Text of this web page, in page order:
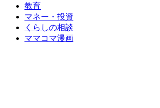
教育
マネー・投資
くらしの相談
ママコマ漫画